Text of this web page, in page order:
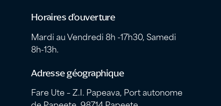
Horaires d’ouverture
Mardi au Vendredi 8h -17h30, Samedi
8h-13h.
Adresse géographique
Fare Ute – Z.I. Papeava, Port autonome